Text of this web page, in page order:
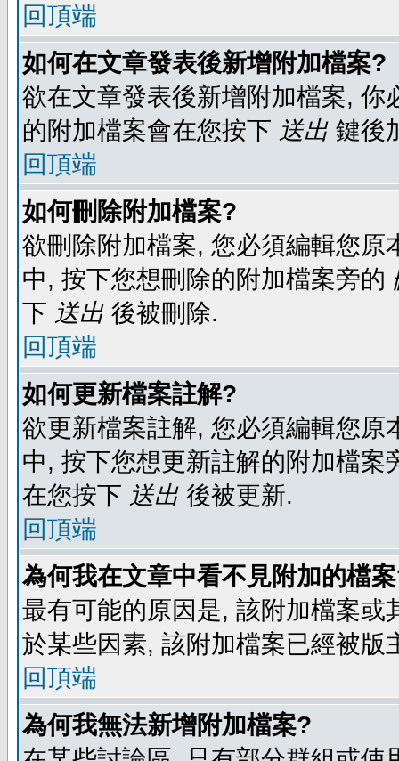
回頂端
如何在文章發表後新增附加檔案?
欲在文章發表後新增附加檔案,
的附加檔案會在您按下 送出 鍵後
回頂端
如何刪除附加檔案?
欲刪除附加檔案, 您必須編輯您
中, 按下您想刪除的附加檔案旁的
下 送出 後被刪除.
回頂端
如何更新檔案註解?
欲更新檔案註解, 您必須編輯您
中, 按下您想更新註解的附加檔案
在您按下 送出 後被更新.
回頂端
為何我在文章中看不見附加的檔
最有可能的原因是, 該附加檔案
於某些因素, 該附加檔案已經被版
回頂端
為何我無法新增附加檔案?